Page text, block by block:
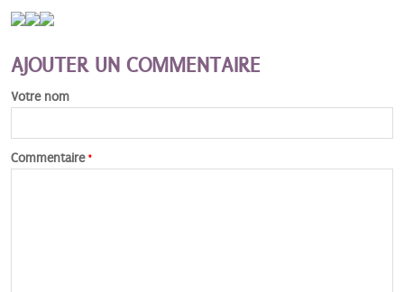
AJOUTER UN COMMENTAIRE
Votre nom
Commentaire *